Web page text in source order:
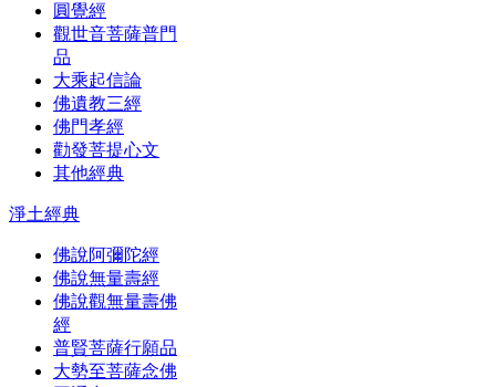
圓覺經
觀世音菩薩普門
品
大乘起信論
佛遺教三經
佛門孝經
勸發菩提心文
其他經典
淨土經典
佛說阿彌陀經
佛說無量壽經
佛說觀無量壽佛
經
普賢菩薩行願品
大勢至菩薩念佛